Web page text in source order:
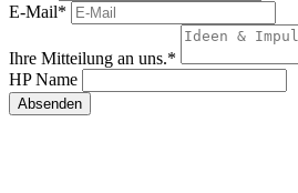
E-Mail*
Ihre Mitteilung an uns.*
HP Name
Absenden